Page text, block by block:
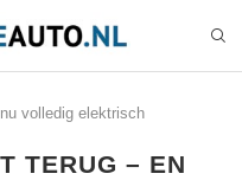
volledig elektrisch
TERUG – EN